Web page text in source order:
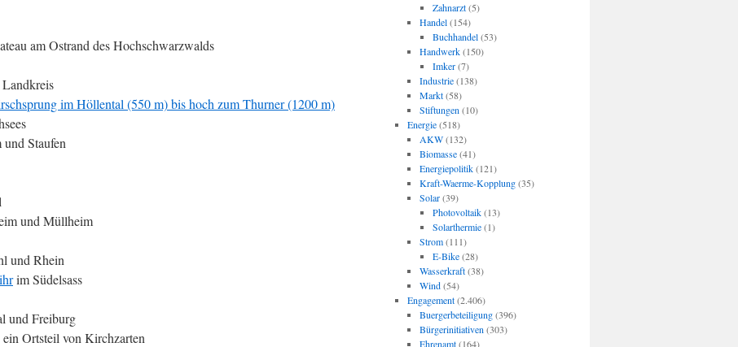
am Ostrand des Hochschwarzwalds
im Höllental (550 m) bis hoch zum Thurner (1200 m)
Staufen
und Müllheim
und Rhein
im Südelsass
und Freiburg
Ortsteil von Kirchzarten
Zahnarzt(5)
Handel(154)
Buchhandel(53)
Handwerk(150)
Imker(7)
Industrie(138)
Markt(58)
Stiftungen (10)
Energie(518)
AKW(132)
Biomasse(41)
Energiepolitik(121)
Kraft-Waerme-Kopplung(35)
Solar(39)
Photovoltaik(13)
Solarthermie(1)
Strom(111)
E-Bike(28)
Wasserkraft(38)
Wind(54)
Engagement(2.406)
Buergerbeteiligung(396)
Bürgerinitiativen (303)
Ehrenamt(164)